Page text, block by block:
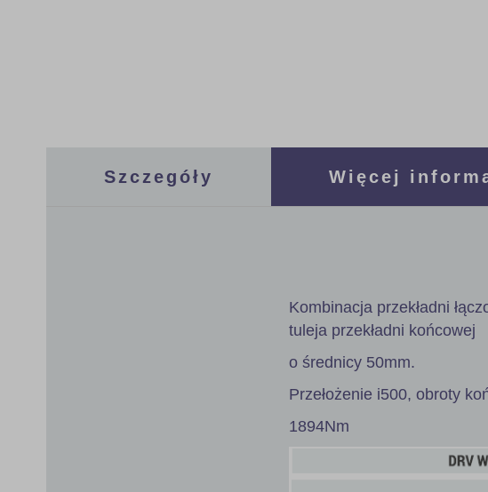
Szczegóły
Kombinacja przekładni
tuleja przekładni końcowej
o średnicy 50mm.
Przełożenie i500, obroty
1894Nm
Więcej